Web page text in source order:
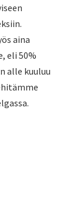
aina
eli 50%
alle kuuluu